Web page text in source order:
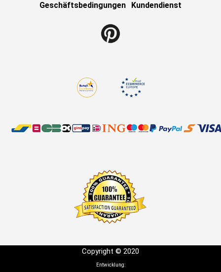
Geschäftsbedingungen
Kundendienst
Copyright © 2020
Entwicklung: